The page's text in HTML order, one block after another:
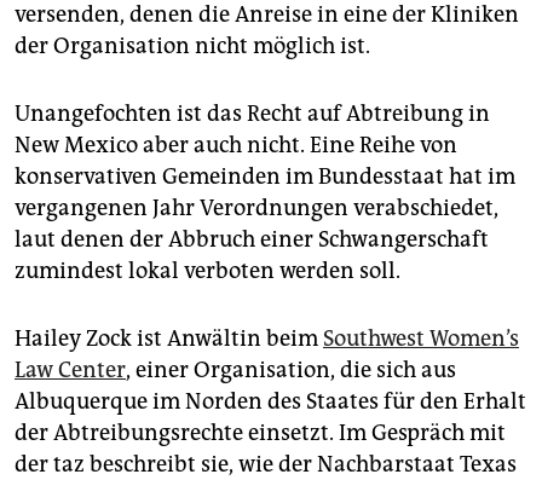
versenden, denen die Anreise in eine der Kliniken
der Organisation nicht möglich ist.
Unangefochten ist das Recht auf Abtreibung in
New Mexico aber auch nicht. Eine Reihe von
konservativen Gemeinden im Bundesstaat hat im
vergangenen Jahr Verordnungen verabschiedet,
laut denen der Abbruch einer Schwangerschaft
zumindest lokal verboten werden soll.
Hailey Zock ist Anwältin beim Southwest Women’s
Law Center, einer Organisation, die sich aus
Albuquerque im Norden des Staates für den Erhalt
der Abtreibungsrechte einsetzt. Im Gespräch mit
der taz beschreibt sie, wie der Nachbarstaat Texas